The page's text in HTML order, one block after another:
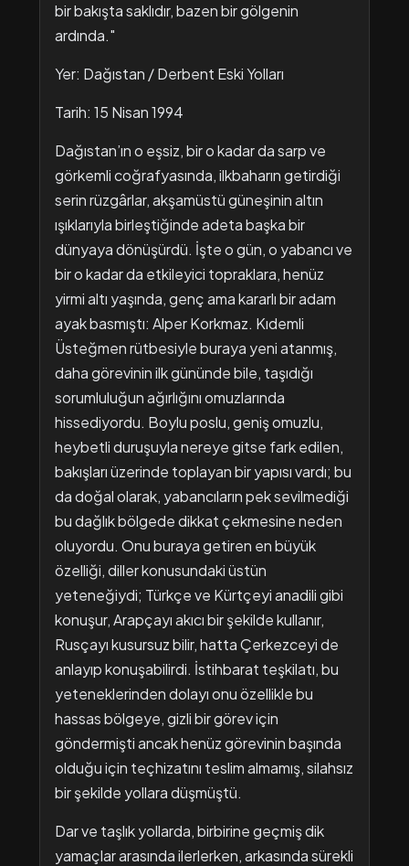
bir bakışta saklıdır, bazen bir gölgenin
ardında."
Yer: Dağıstan / Derbent Eski Yolları
Tarih: 15 Nisan 1994
Dağıstan’ın o eşsiz, bir o kadar da sarp ve
görkemli coğrafyasında, ilkbaharın getirdiği
serin rüzgârlar, akşamüstü güneşinin altın
ışıklarıyla birleştiğinde adeta başka bir
dünyaya dönüşürdü. İşte o gün, o yabancı ve
bir o kadar da etkileyici topraklara, henüz
yirmi altı yaşında, genç ama kararlı bir adam
ayak basmıştı: Alper Korkmaz. Kıdemli
Üsteğmen rütbesiyle buraya yeni atanmış,
daha görevinin ilk gününde bile, taşıdığı
sorumluluğun ağırlığını omuzlarında
hissediyordu. Boylu poslu, geniş omuzlu,
heybetli duruşuyla nereye gitse fark edilen,
bakışları üzerinde toplayan bir yapısı vardı; bu
da doğal olarak, yabancıların pek sevilmediği
bu dağlık bölgede dikkat çekmesine neden
oluyordu. Onu buraya getiren en büyük
özelliği, diller konusundaki üstün
yeteneğiydi; Türkçe ve Kürtçeyi anadili gibi
konuşur, Arapçayı akıcı bir şekilde kullanır,
Rusçayı kusursuz bilir, hatta Çerkezceyi de
anlayıp konuşabilirdi. İstihbarat teşkilatı, bu
yeteneklerinden dolayı onu özellikle bu
hassas bölgeye, gizli bir görev için
göndermişti ancak henüz görevinin başında
olduğu için teçhizatını teslim almamış, silahsız
bir şekilde yollara düşmüştü.
Dar ve taşlık yollarda, birbirine geçmiş dik
yamaçlar arasında ilerlerken, arkasında sürekli